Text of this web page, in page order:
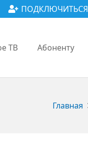
ПОДКЛЮЧИТЬСЯ
ТВ Абоненту
Главная